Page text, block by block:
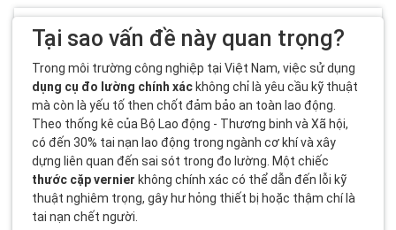
Tại sao vấn đề này quan trọng?
Trong môi trường công nghiệp tại Việt Nam, việc sử dụng
dụng cụ đo lường chính xác không chỉ là yêu cầu kỹ thuật
mà còn là yếu tố then chốt đảm bảo an toàn lao động.
Theo thống kê của Bộ Lao động - Thương binh và Xã hội,
có đến 30% tai nạn lao động trong ngành cơ khí và xây
dựng liên quan đến sai sót trong đo lường. Một chiếc
thước cặp vernier không chính xác có thể dẫn đến lỗi kỹ
thuật nghiêm trọng, gây hư hỏng thiết bị hoặc thậm chí là
tai nạn chết người.